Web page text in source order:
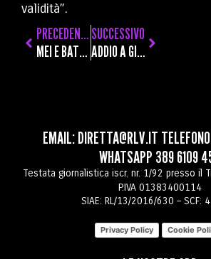
validità”.
PRECEDENTE
MEI E BATTISTELLA, DUE PRESIDENTI FEDERALI SPEZZINI CON LA FIAMMA OLIMPICA DI MILANO CORTINA 2026
SUCCESSIVO
ADDIO A GIULIANO LOMBARDO, NOTO RISTORATORE SPEZZINO A BARCELLONA
EMAIL:DIRETTA@RLV.IT TELEFONO
WHATSAPP 389 6109
Testata giornalistica iscr. nr. 1/92 presso il
P.IVA 01383400114
SIAE: RL/13/2016/630 – SCF:
Privacy Policy Cookie